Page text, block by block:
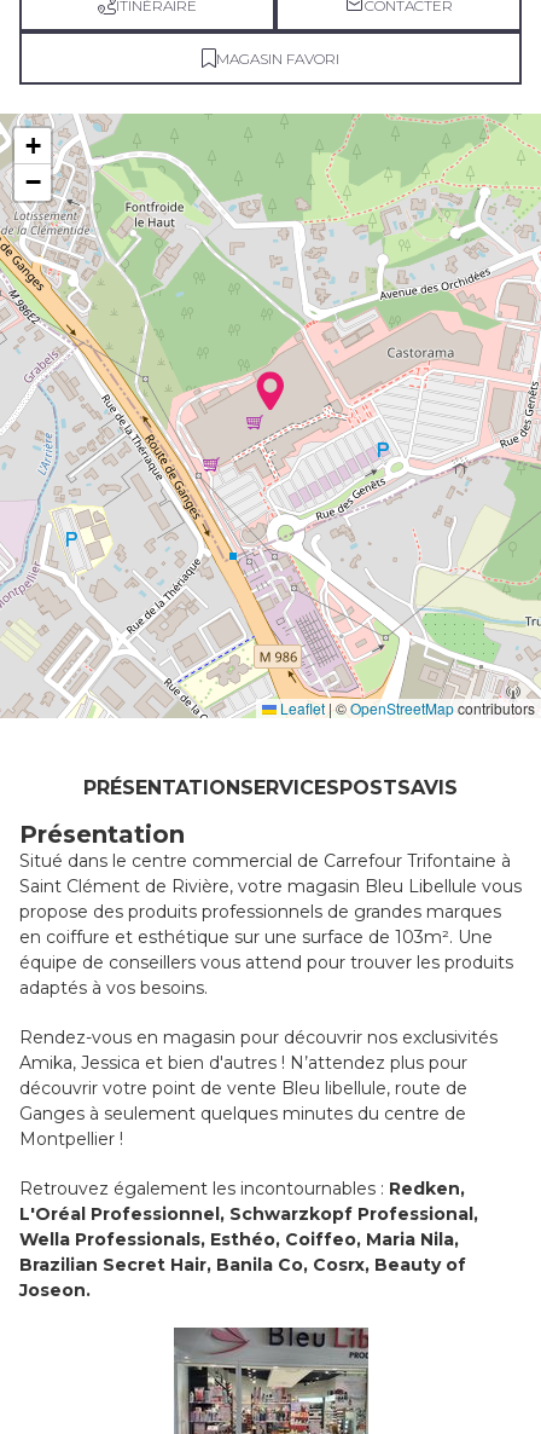
ITINÉRAIRE CONTACTER
MAGASIN FAVORI
+
−
Leaflet |©OpenStreetMapcontributors
PRÉSENTATIONSERVICESPOSTSAVIS
Présentation
Situé dans le centre commercial de Carrefour Trifontaine à
Saint Clément de Rivière, votre magasin Bleu Libellule vous
propose des produits professionnels de grandes marques
en coiffure et esthétique sur une surface de 103m². Une
équipe de conseillers vous attend pour trouver les produits
adaptés à vos besoins.
Rendez-vous en magasin pour découvrir nos exclusivités
Amika, Jessica et bien d'autres ! N’attendez plus pour
découvrir votre point de vente Bleu libellule, route de
Ganges à seulement quelques minutes du centre de
Montpellier !
Retrouvez également les incontournables : Redken,
L'Oréal Professionnel, Schwarzkopf Professional,
Wella Professionals, Esthéo, Coiffeo, Maria Nila,
Brazilian Secret Hair, Banila Co, Cosrx, Beauty of
Joseon.